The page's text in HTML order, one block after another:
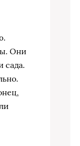
Они
сада.